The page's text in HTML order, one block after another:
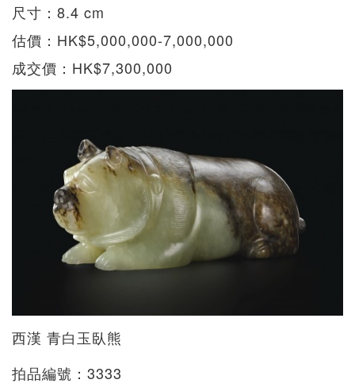
尺寸：8.4 cm
估價：HK$5,000,000-7,000,000
成交價：HK$7,300,000
西漢 青白玉臥熊
拍品編號：3333